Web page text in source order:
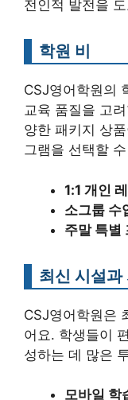
전인적 발전을
학원 비
CSJ영어학원의
교육 품질을 고
양한 패키지 상
그램을 선택할
1:1 개인
소그룹 수
주말 특별
최신 시설과
CSJ영어학원은
어요. 학생들이
성하는 데 많은
모바일 학